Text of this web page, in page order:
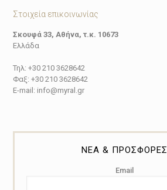
Στοιχεία επικοινωνίας
Σκουφά 33, Αθήνα, τ.κ. 10673
Ελλάδα
Τηλ: +30 210 3628642
Φαξ: +30 210 3628642
E-mail: info@myral.gr
ΝΕΑ & ΠΡΟΣΦΟΡΕΣ
Email